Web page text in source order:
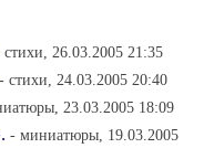
стихи, 26.03.2005 21:35
- стихи, 24.03.2005 20:40
23.03.2005 18:09
- миниатюры, 19.03.2005